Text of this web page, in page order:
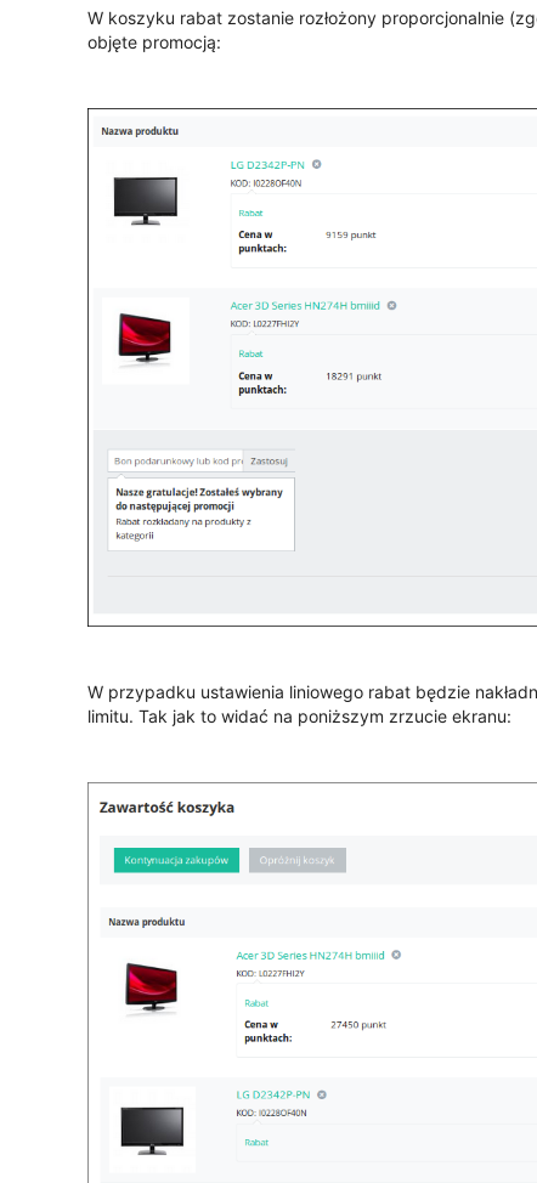
W koszyku rabat zostanie rozłożony proporcjonalnie
objęte promocją:
W przypadku ustawienia liniowego rabat będzie
limitu. Tak jak to widać na poniższym zrzucie ekranu: